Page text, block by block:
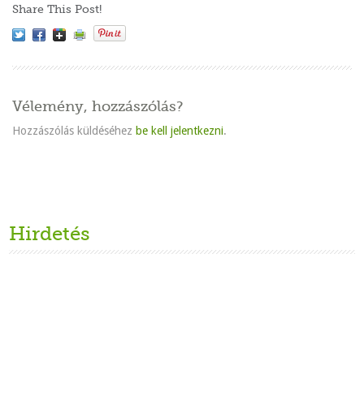
Share This Post!
Vélemény, hozzászólás?
Hozzászólás küldéséhez be kell jelentkezni.
Hirdetés